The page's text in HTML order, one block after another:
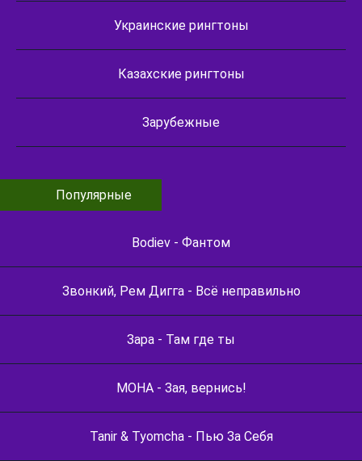
Украинские рингтоны
Казахские рингтоны
Зарубежные
Популярные
Bodiev - Фантом
Звонкий, Рем Дигга - Всё неправильно
Зара - Там где ты
МОНА - Зая, вернись!
Tanir & Tyomcha - Пью За Себя